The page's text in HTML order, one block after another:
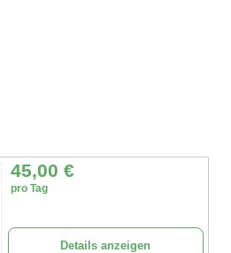
45,00 €
pro Tag
Details anzeigen